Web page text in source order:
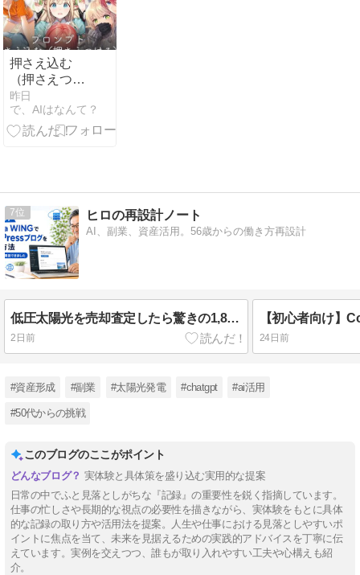
押さえ込む
（押さえつけ
る）ポーズの
プロンプト解
説【NovelAI】
昨日
で、AIはなんて？
7 ヒロの再設計ノート
AI、副業、資産活用。56歳からの働き方再設計
低圧太陽光を売却査定したら驚きの1,800万円
2日前 24日前
#資産形成 #副業 #太陽光発電 #chatgpt #ai活用
#50代からの挑戦
このブログのここがポイント
実体験と具体策を盛り込む実用的な提案
日常の中でふと見落としがちな『記録』の重要性を鋭く指摘しています。
仕事の忙しさや長期的な視点の必要性を描きながら、実体験をもとに具体
的な記録の取り方や活用法を提案。人生や仕事における見落としやすいポ
イントに焦点を当て、未来を見据えるための実践的アドバイスを丁寧に伝
えています。実例を交えつつ、誰もが取り入れやすい工夫や心構えも紹
介。